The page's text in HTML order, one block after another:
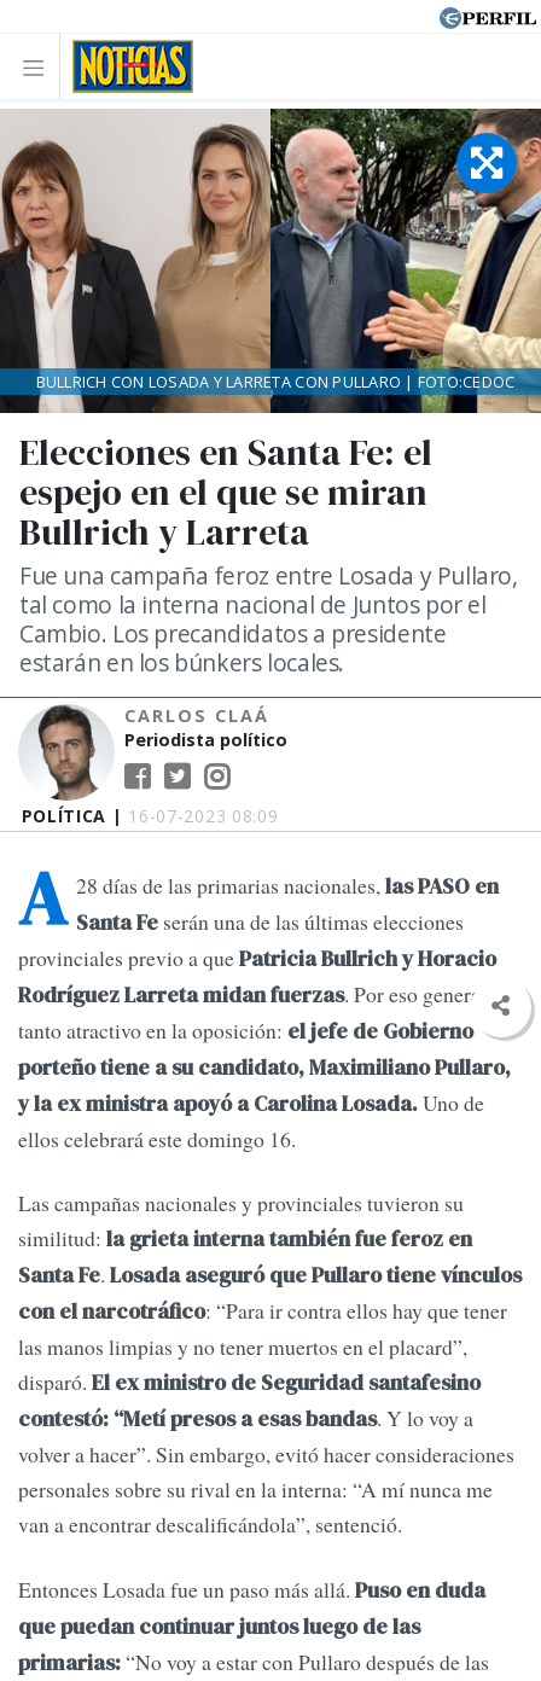
POLÍTICA | 16-07-2023 08:09
Elecciones en Santa Fe: el
espejo en el que se miran
Bullrich y Larreta
Fue una campaña feroz entre Losada y Pullaro,
tal como la interna nacional de Juntos por el
Cambio. Los precandidatos a presidente
estarán en los búnkers locales.
CARLOS CLAÁ
Periodista político
BULLRICH CON LOSADA Y LARRETA CON PULLARO | FOTO:CEDOC
A 28 días de las primarias nacionales,las PASO en
Santa Fe serán una de las últimas elecciones
provinciales previo a quePatricia Bullrich y Horacio
Rodríguez Larreta midan fuerzas. Por eso generan
tanto atractivo en la oposición: el jefe de Gobierno
porteño tiene a su candidato, Maximiliano Pullaro,
y la ex ministra apoyó a Carolina Losada.Uno de
ellos celebrará este domingo 16.
Las campañas nacionales y provinciales tuvieron su
similitud: la grieta interna también fue feroz en
Santa Fe. Losada aseguró que Pullaro tiene vínculos
con el narcotráfico: “Para ir contra ellos hay que tener
las manos limpias y no tener muertos en el placard”,
disparó. El ex ministro de Seguridad santafesino
contestó: “Metí presos a esas bandas. Y lo voy a
volver a hacer”. Sin embargo, evitó hacer consideraciones
personales sobre su rival en la interna: “A mí nunca me
van a encontrar descalificándola”, sentenció.
Entonces Losada fue un paso más allá. Puso en duda
que puedan continuar juntos luego de las
primarias:“No voy a estar con Pullaro después de las